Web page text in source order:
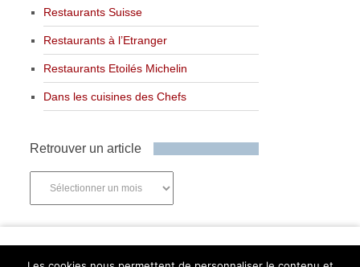
Restaurants Suisse
Restaurants à l’Etranger
Restaurants Etoilés Michelin
Dans les cuisines des Chefs
Retrouver un article